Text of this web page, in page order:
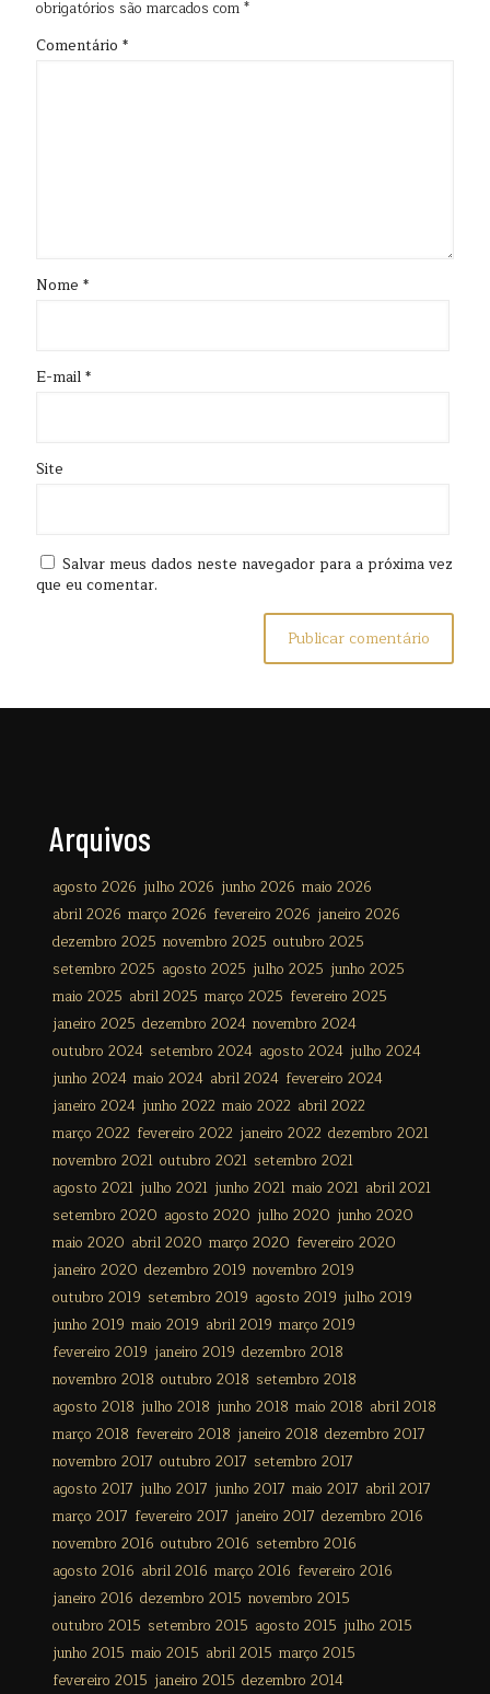
obrigatórios são marcados com*
Comentário *
Nome *
E-mail*
Site
Salvar meus dados neste navegador para a próxima vez
que eu comentar.
Arquivos
agosto 2026 julho 2026 junho 2026 maio 2026
abril 2026 março 2026 fevereiro 2026 janeiro 2026
dezembro 2025 novembro 2025 outubro 2025
setembro 2025 agosto 2025 julho 2025 junho 2025
maio 2025 abril 2025 março 2025 fevereiro 2025
janeiro 2025 dezembro 2024 novembro 2024
outubro 2024 setembro 2024 agosto 2024 julho 2024
junho 2024 maio 2024 abril 2024 fevereiro 2024
janeiro 2024 junho 2022 maio 2022 abril 2022
março 2022 fevereiro 2022 janeiro 2022 dezembro 2021
novembro 2021 outubro 2021 setembro 2021
agosto 2021 julho 2021 junho 2021 maio 2021 abril 2021
setembro 2020 agosto 2020 julho 2020 junho 2020
maio 2020 abril 2020 março 2020 fevereiro 2020
janeiro 2020 dezembro 2019 novembro 2019
outubro 2019 setembro 2019 agosto 2019 julho 2019
junho 2019 maio 2019 abril 2019 março 2019
fevereiro 2019 janeiro 2019 dezembro 2018
novembro 2018 outubro 2018 setembro 2018
agosto 2018 julho 2018 junho 2018 maio 2018 abril 2018
março 2018 fevereiro 2018 janeiro 2018 dezembro 2017
novembro 2017 outubro 2017 setembro 2017
agosto 2017 julho 2017 junho 2017 maio 2017 abril 2017
março 2017 fevereiro 2017 janeiro 2017 dezembro 2016
novembro 2016 outubro 2016 setembro 2016
agosto 2016 abril 2016 março 2016 fevereiro 2016
janeiro 2016 dezembro 2015 novembro 2015
outubro 2015 setembro 2015 agosto 2015 julho 2015
junho 2015 maio 2015 abril 2015 março 2015
fevereiro 2015 janeiro 2015 dezembro 2014